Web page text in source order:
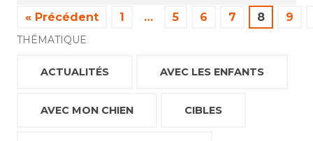
« Précédent 1 … 5 6 7 8 9
THÉMATIQUE
ACTUALITÉS AVEC LES ENFANTS
AVEC MON CHIEN CIBLES